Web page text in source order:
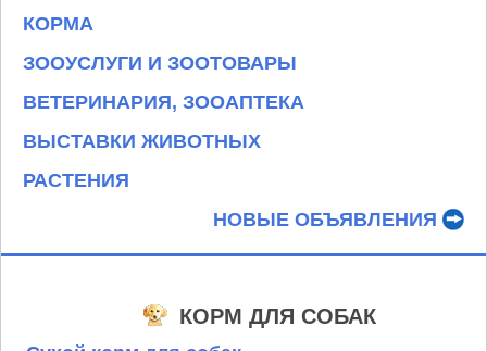
КОРМА
ЗООУСЛУГИ И ЗООТОВАРЫ
ВЕТЕРИНАРИЯ, ЗООАПТЕКА
ВЫСТАВКИ ЖИВОТНЫХ
РАСТЕНИЯ
НОВЫЕ ОБЪЯВЛЕНИЯ
КОРМ ДЛЯ СОБАК